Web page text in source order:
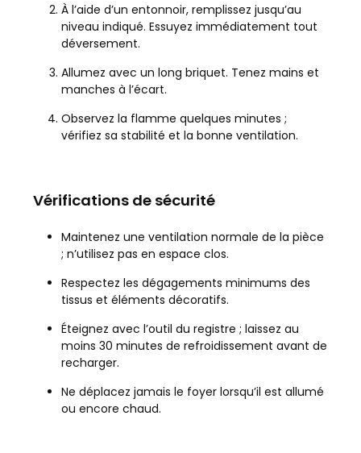
À l’aide d’un entonnoir, remplissez jusqu’au
niveau indiqué. Essuyez immédiatement tout
déversement.
Allumez avec un long briquet. Tenez mains et
manches à l’écart.
Observez la flamme quelques minutes ;
vérifiez sa stabilité et la bonne ventilation.
Vérifications de sécurité
Maintenez une ventilation normale de la pièce
; n’utilisez pas en espace clos.
Respectez les dégagements minimums des
tissus et éléments décoratifs.
Éteignez avec l’outil du registre ; laissez au
moins 30 minutes de refroidissement avant de
recharger.
Ne déplacez jamais le foyer lorsqu’il est allumé
ou encore chaud.